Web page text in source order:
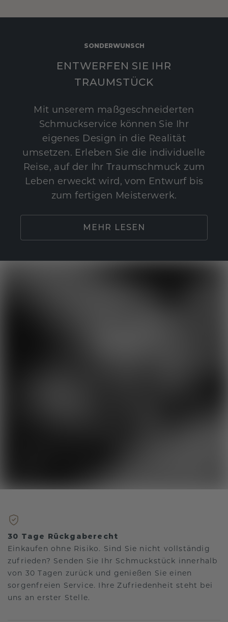
SONDERWUNSCH
ENTWERFEN SIE IHR
TRAUMSTÜCK
Mit unserem maßgeschneiderten
Schmuckservice können Sie Ihr
eigenes Design in die Realität
umsetzen. Erleben Sie die individuelle
Reise, auf der Ihr Traumschmuck zum
Leben erweckt wird, vom Entwurf bis
zum fertigen Meisterwerk.
MEHR LESEN
30 Tage Rückgaberecht
Einkaufen ohne Risiko. Sind Sie nicht vollständig
zufrieden? Senden Sie Ihr Schmuckstück innerhalb
von 30 Tagen zurück und genießen Sie einen
sorgenfreien Service. Ihre Zufriedenheit steht bei
uns an erster Stelle.